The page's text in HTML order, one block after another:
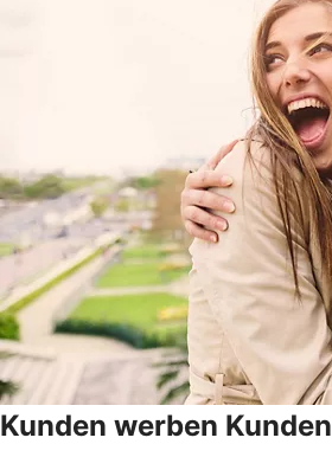
Kunden werben Kunden